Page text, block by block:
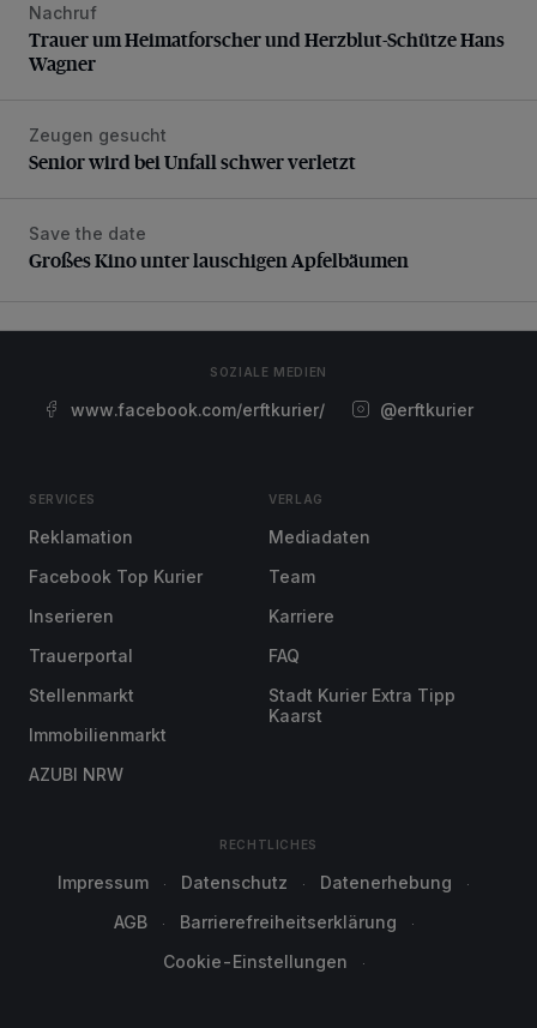
Trauer um Heimatforscher und Herzblut-Schütze Hans
Nachruf
Trauer um Heimatforscher und Herzblut-Schütze Hans
Wagner
Senior wird bei Unfall schwer verletzt
Zeugen gesucht
Senior wird bei Unfall schwer verletzt
Großes Kino unter lauschigen Apfelbäumen
Save the date
Großes Kino unter lauschigen Apfelbäumen
SOZIALE MEDIEN
www.facebook.com/erftkurier/ @erftkurier
SERVICES
Reklamation
Facebook Top Kurier
Inserieren
Trauerportal
Stellenmarkt
Immobilienmarkt
AZUBI NRW
VERLAG
Mediadaten
Team
Karriere
FAQ
Stadt Kurier Extra Tipp
Kaarst
RECHTLICHES
Impressum Datenschutz
Datenerhebung
AGB
Barrierefreiheitserklärung
Cookie-Einstellungen